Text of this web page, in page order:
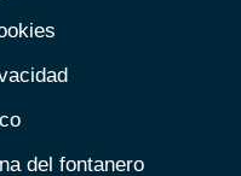
del fontanero